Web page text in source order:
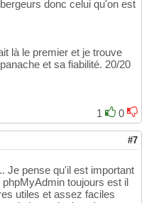
donc celui qu'on est
là le premier et je trouve
et sa fiabilité. 20/20
1
0
#7
Je pense qu'il est important
toujours est il
utiles et assez faciles